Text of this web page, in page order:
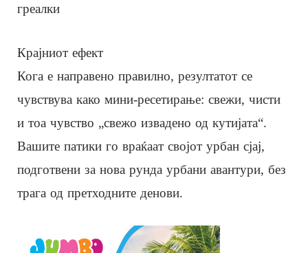
греалки
Крајниот ефект
Кога е направено правилно, резултатот се
чувствува како мини-ресетирање: свежи, чисти
и тоа чувство „свежо извадено од кутијата“.
Вашите патики го враќаат својот урбан сјај,
подготвени за нова рунда урбани авантури, без
трага од претходните денови.